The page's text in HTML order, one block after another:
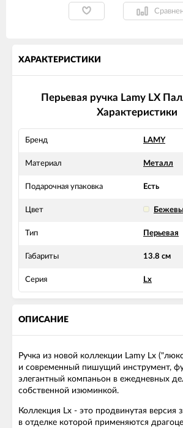
ХАРАКТЕРИСТИКИ
Перьевая ручка Lamy LX
Характеристики
Бренд LAMY
Материал Металл
Подарочная упаковка Есть
Цвет
Тип Перьевая
Габариты 13.8 см
Серия Lx
ОПИСАНИЕ
Ручка из новой коллекции Lamy Lx
и современный пишущий инструмент,
элегантный компаньон в ежедневных
собственной изюминкой.
Коллекция Lx - это продвинутая версия
в отделке которой применяются